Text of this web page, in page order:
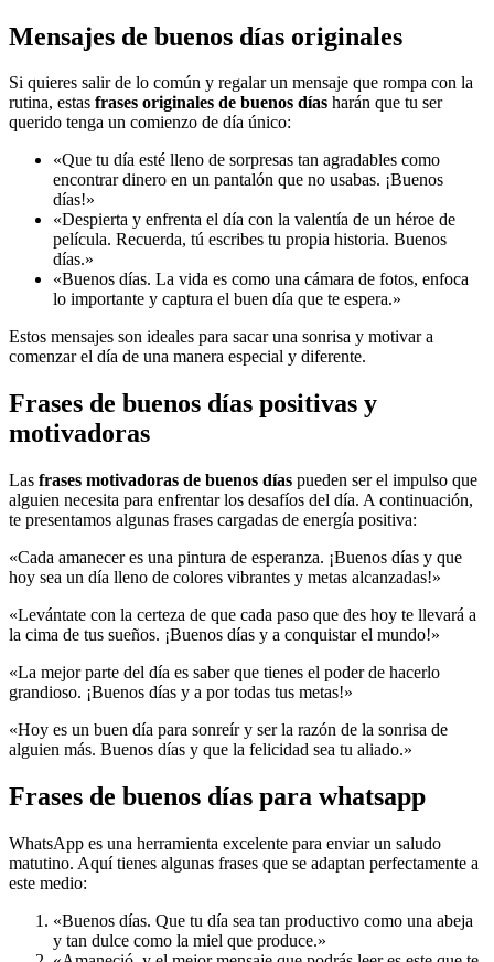
Mensajes de buenos días originales
Si quieres salir de lo común y regalar un mensaje que rompa con la
rutina, estas frases originales de buenos días harán que tu ser
querido tenga un comienzo de día único:
«Que tu día esté lleno de sorpresas tan agradables como
encontrar dinero en un pantalón que no usabas. ¡Buenos
días!»
«Despierta y enfrenta el día con la valentía de un héroe de
película. Recuerda, tú escribes tu propia historia. Buenos
días.»
«Buenos días. La vida es como una cámara de fotos, enfoca
lo importante y captura el buen día que te espera.»
Estos mensajes son ideales para sacar una sonrisa y motivar a
comenzar el día de una manera especial y diferente.
Frases de buenos días positivas y
motivadoras
Las frases motivadoras de buenos días pueden ser el impulso que
alguien necesita para enfrentar los desafíos del día. A continuación,
te presentamos algunas frases cargadas de energía positiva:
«Cada amanecer es una pintura de esperanza. ¡Buenos días y que
hoy sea un día lleno de colores vibrantes y metas alcanzadas!»
«Levántate con la certeza de que cada paso que des hoy te llevará a
la cima de tus sueños. ¡Buenos días y a conquistar el mundo!»
«La mejor parte del día es saber que tienes el poder de hacerlo
grandioso. ¡Buenos días y a por todas tus metas!»
«Hoy es un buen día para sonreír y ser la razón de la sonrisa de
alguien más. Buenos días y que la felicidad sea tu aliado.»
Frases de buenos días para whatsapp
WhatsApp es una herramienta excelente para enviar un saludo
matutino. Aquí tienes algunas frases que se adaptan perfectamente a
este medio:
«Buenos días. Que tu día sea tan productivo como una abeja
y tan dulce como la miel que produce.»